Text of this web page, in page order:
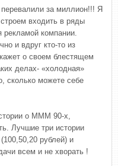
за миллион!!! Я
входить в ряды
рекламой компании.
и вдруг кто-то из
о своем блестящем
делах- «холодная»
сколько можете себе
о МММ 90-х,
Лучшие три истории
рублей) и
всем и не хворать !